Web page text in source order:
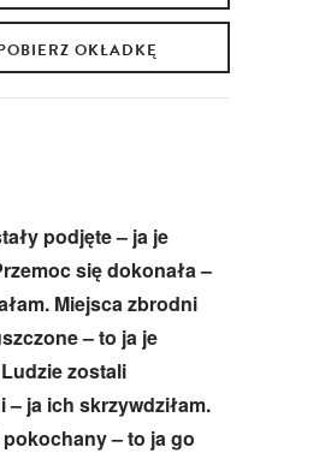
OKŁADKĘ
podjęte – ja je
się dokonała –
Miejsca zbrodni
– to ja je
zostali
– ja ich skrzywdziłam.
– to ja go